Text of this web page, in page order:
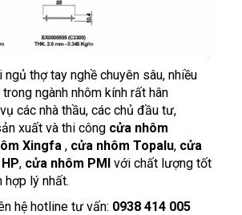
thợ tay nghề chuyên sâu, nhiều
ngành nhôm kính rất hân
các nhà thầu, các chủ đầu tư,
xuất và thi công cửa nhôm
Xingfa , cửa nhôm Topalu, cửa
, cửa nhôm PMI với chất lượng tốt
hợp lý nhất.
hệ hotline tư vấn: 0938 414 005